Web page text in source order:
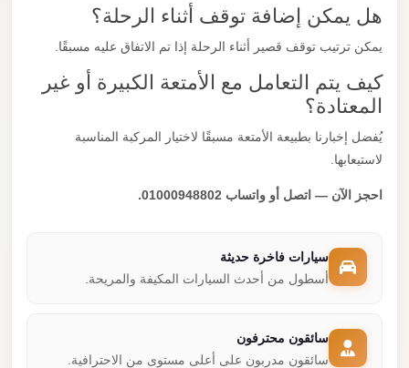
هل يمكن إضافة توقف أثناء الرحلة؟
يمكن ترتيب توقف قصير أثناء الرحلة إذا تم الاتفاق عليه مسبقًا.
كيف يتم التعامل مع الأمتعة الكبيرة أو غير
المعتادة؟
يُفضل إخبارنا بطبيعة الأمتعة مسبقًا لاختيار المركبة المناسبة
لاستيعابها.
احجز الآن — اتصل أو واتساب 01000948802.
سيارات فاخرة حديثة
أسطول من أحدث السيارات المكيفة والمريحة.
سائقون محترفون
سائقون مدربون على أعلى مستوى من الاحترافية.